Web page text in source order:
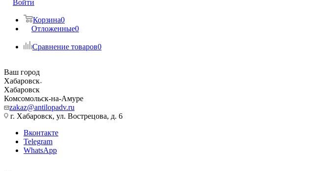
Войти
Корзина0
Отложенные0
Сравнение товаров0
Ваш город
Хабаровск
Хабаровск
Комсомольск-на-Амуре
zakaz@antilopadv.ru
г. Хабаровск, ул. Вострецова, д. 6
Вконтакте
Telegram
WhatsApp